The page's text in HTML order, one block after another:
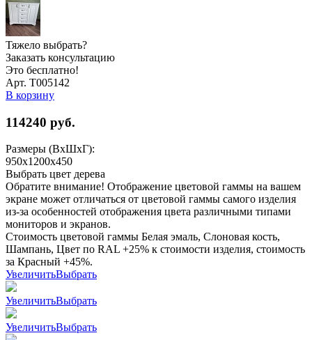
Тяжело выбрать?
Заказать консультацию
Это бесплатно!
Арт. Т005142
В корзину
114240 руб.
Размеры (ВхШхГ):
950x1200x450
Выбрать цвет дерева
Обратите внимание! Отображение цветовой гаммы на вашем
экране может отличаться от цветовой гаммы самого изделия
из-за особенностей отображения цвета различными типами
мониторов и экранов.
Стоимость цветовой гаммы Белая эмаль, Слоновая кость,
Шампань, Цвет по RAL +25% к стоимости изделия, стоимость
за Красный +45%.
УвеличитьВыбрать
УвеличитьВыбрать
УвеличитьВыбрать